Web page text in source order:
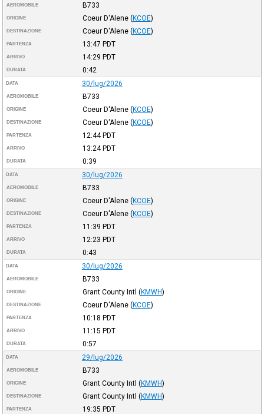
AEROMOBILE B733
ORIGINE Coeur D'Alene (KCOE)
DESTINAZIONE Coeur D'Alene (KCOE)
PARTENZA 13:47 PDT
ARRIVO 14:29 PDT
DURATA 0:42
DATA 30/lug/2026
AEROMOBILE B733
ORIGINE Coeur D'Alene (KCOE)
DESTINAZIONE Coeur D'Alene (KCOE)
PARTENZA 12:44PDT
ARRIVO 13:24PDT
DURATA 0:39
DATA 30/lug/2026
AEROMOBILE B733
ORIGINE Coeur D'Alene (KCOE)
DESTINAZIONE Coeur D'Alene (KCOE)
PARTENZA 11:39 PDT
ARRIVO 12:23 PDT
DURATA 0:43
DATA 30/lug/2026
AEROMOBILE B733
ORIGINE Grant County Intl (KMWH)
DESTINAZIONE Coeur D'Alene (KCOE)
PARTENZA 10:18 PDT
ARRIVO 11:15 PDT
DURATA 0:57
DATA 29/lug/2026
AEROMOBILE B733
ORIGINE Grant County Intl (KMWH)
DESTINAZIONE Grant County Intl (KMWH)
PARTENZA 19:35 PDT